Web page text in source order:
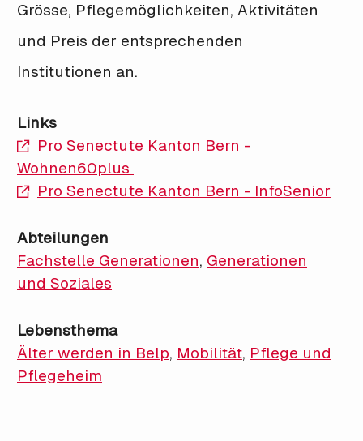
Grösse, Pflegemöglichkeiten, Aktivitäten
und Preis der entsprechenden
Institutionen an.
Links
Pro Senectute Kanton Bern -
Wohnen60plus
Pro Senectute Kanton Bern - InfoSenior
Abteilungen
Fachstelle Generationen, Generationen
und Soziales
Lebensthema
Älter werden in Belp, Mobilität, Pflege und
Pflegeheim